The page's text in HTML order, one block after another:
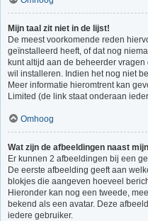
Mijn taal zit niet in de lijst!
De meest voorkomende reden
geïnstalleerd heeft, of dat nog
kunt altijd aan de beheerder
wil installeren. Indien het nog niet
Meer informatie hieromtrent kan
Limited (de link staat onderaan
Omhoog
Wat zijn de afbeeldingen naast
Er kunnen 2 afbeeldingen bij een
De eerste afbeelding geeft aan
blokjes die aangeven hoeveel
Hieronder kan nog een tweede,
bekend als een avatar. Deze
iedere gebruiker.